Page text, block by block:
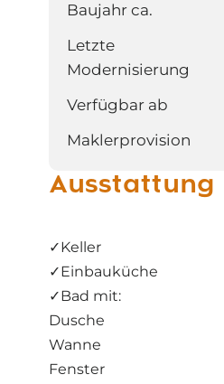
Baujahr ca.
Letzte
Modernisierung
Verfügbar ab
Maklerprovision
Ausstattung
✓Keller
✓Einbauküche
✓Bad mit:
Dusche
Wanne
Fenster